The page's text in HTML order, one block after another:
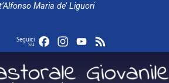
Maria de’ Liguori
Seguici
su FacebookInstagram
YouTube